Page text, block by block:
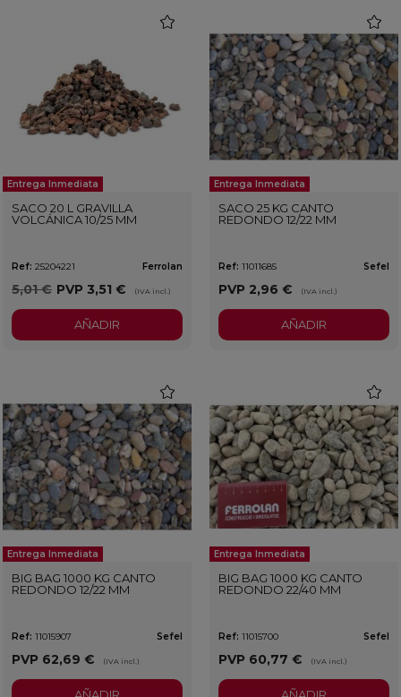
Entrega Inmediata
SACO 20 L GRAVILLA
VOLCÁNICA 10/25 MM
Ref: 25204221 Ferrolan
5,01 € PVP 3,51 € (IVA incl.)
AÑADIR
Entrega Inmediata
SACO 25 KG CANTO
REDONDO 12/22 MM
Ref: 11011685 Sefel
PVP 2,96 € (IVA incl.)
AÑADIR
Entrega Inmediata
BIG BAG 1000 KG CANTO
REDONDO 12/22 MM
Ref: 11015907 Sefel
PVP 62,69 € (IVA incl.)
Entrega Inmediata
BIG BAG 1000 KG CANTO
REDONDO 22/40 MM
Ref: 11015700 Sefel
PVP 60,77 € (IVA incl.)